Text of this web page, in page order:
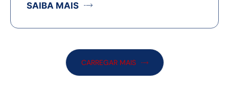
SAIBA MAIS
CARREGAR MAIS